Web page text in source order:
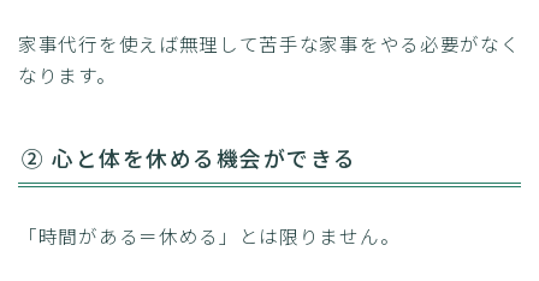
家事代行を使えば無理して苦手な家事をやる必要がなく
なります。
② 心と体を休める機会ができる
「時間がある＝休める」とは限りません。